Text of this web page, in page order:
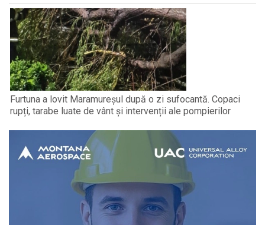
Furtuna a lovit Maramureșul după o zi sufocantă. Copaci
rupți, tarabe luate de vânt și intervenții ale pompierilor